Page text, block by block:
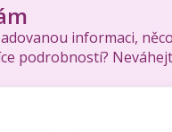
informaci,
podrobností?